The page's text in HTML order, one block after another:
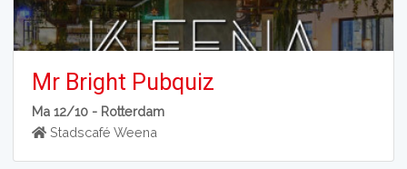
Mr Bright Pubquiz
Ma 12/10 - Rotterdam
Stadscafé Weena